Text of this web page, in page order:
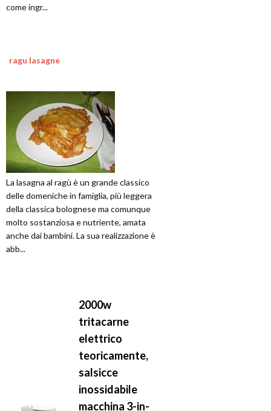
come ingr...
ragu lasagne
La lasagna al ragù è un grande classico
delle domeniche in famiglia, più leggera
della classica bolognese ma comunque
molto sostanziosa e nutriente, amata
anche dai bambini. La sua realizzazione è
abb...
2000w
tritacarne
elettrico
teoricamente,
salsicce
inossidabile
macchina 3-in-